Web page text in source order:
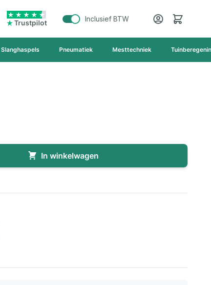
Trustpilot
Inclusief BTW Cart
Slanghaspels Pneumatiek Mesttechniek
In winkelwagen